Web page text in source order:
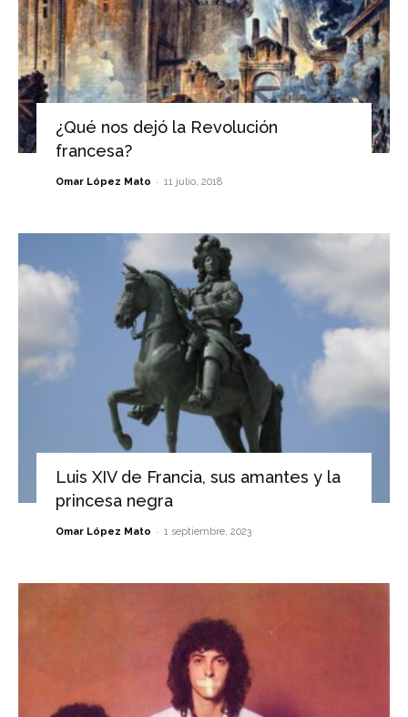
¿Qué nos dejó la Revolución
francesa?
Omar López Mato - 11 julio, 2018
Luis XIV de Francia, sus amantes y la
princesa negra
Omar López Mato - 1 septiembre, 2023